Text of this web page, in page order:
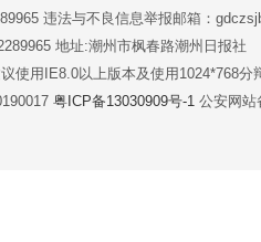
违法与不良信息举报邮箱：
地址:潮州市枫春路潮州日报社
使用IE8.0以上版本及使用1024*768分
粤ICP备13030909号-1 公安网站